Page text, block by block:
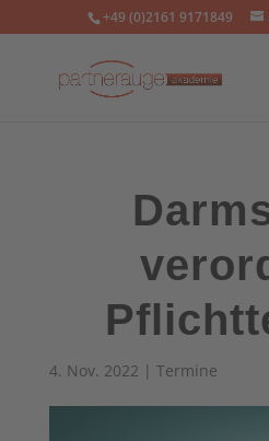
+49 (0)2161 9171849
4. Nov. 2022 | Termine